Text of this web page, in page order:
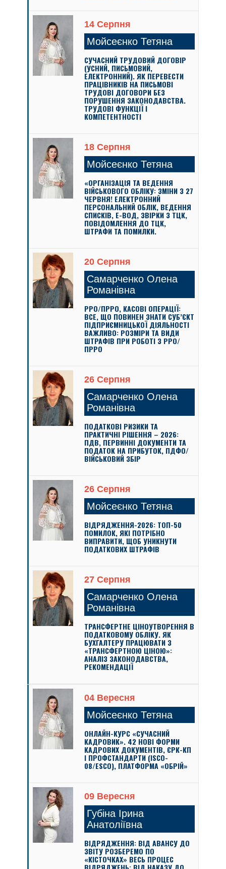
14 Серпня
Мойсеєнко Тетяна
СУЧАСНИЙ ТРУДОВИЙ ДОГОВІР
(УСНИЙ, ПИСЬМОВИЙ,
ЕЛЕКТРОННИЙ). ЯК ПЕРЕВЕСТИ
ПРАЦІВНИКІВ НА ПИСЬМОВІ
ТРУДОВІ ДОГОВОРИ БЕЗ
ПОРУШЕННЯ ЗАКОНОДАВСТВА.
ТРУДОВІ ФУНКЦІЇ І
КОМПЕТЕНТНОСТІ
18 Серпня
Мойсеєнко Тетяна
«ОРГАНІЗАЦІЯ ТА ВЕДЕННЯ
ВІЙСЬКОВОГО ОБЛІКУ: ЗМІНИ З 27
ЧЕРВНЯ! ЕЛЕКТРОННИЙ
ПЕРСОНАЛЬНИЙ ОБЛІК, ВЕДЕННЯ
СПИСКІВ, Е-ВОД, ЗВІРКИ З ТЦК,
ПОВІДОМЛЕННЯ ДО ТЦК,
ШТРАФИ ТА ПОМИЛКИ.
20 Серпня
Самарченко Олена
Романівна
РРО/ПРРО, КАСОВІ ОПЕРАЦІЇ:
ВСЕ, ЩО ПОВИНЕН ЗНАТИ СУБ’ЄКТ
ПІДПРИЄМНИЦЬКОЇ ДІЯЛЬНОСТІ
ВАЖЛИВО: РОЗМІРИ ТА ВИДИ
ШТРАФІВ ПРИ РОБОТІ З РРО/
ПРРО
26 Серпня
Самарченко Олена
Романівна
ПОДАТКОВІ РИЗИКИ ТА
ПРАКТИЧНІ РІШЕННЯ – 2026:
ПДВ, ПЕРВИННІ ДОКУМЕНТИ ТА
ПОДАТОК НА ПРИБУТОК, ПДФО/
ВІЙСЬКОВИЙ ЗБІР
26 Серпня
Мойсеєнко Тетяна
ВІДРЯДЖЕННЯ-2026: ТОП-50
ПОМИЛОК, ЯКІ ПОТРІБНО
ВИПРАВИТИ, ЩОБ УНИКНУТИ
ПОДАТКОВИХ ШТРАФІВ
27 Серпня
Самарченко Олена
Романівна
ТРАНСФЕРТНЕ ЦІНОУТВОРЕННЯ В
ПОДАТКОВОМУ ОБЛІКУ. ЯК
БУХГАЛТЕРУ ПРАЦЮВАТИ З
«ТРАНСФЕРТНОЮ ЦІНОЮ»:
АНАЛІЗ ЗАКОНОДАВСТВА,
РЕКОМЕНДАЦІЇ
04 Вересня
Мойсеєнко Тетяна
ОНЛАЙН-КУРС «СУЧАСНИЙ
КАДРОВИК». 42 НОВІ ФОРМИ
КАДРОВИХ ДОКУМЕНТІВ, ЄРК-КП
І ПРОФСТАНДАРТИ (ISCO-
08/ESCO), ПЛАТФОРМА «ОБРІЙ»
09 Вересня
Губіна Ірина
Анатоліївна
ВІДРЯДЖЕННЯ: ВІД АВАНСУ ДО
ЗВІТУ РОЗБЕРЕМО ПО
«КІСТОЧКАХ» ВЕСЬ ПРОЦЕС